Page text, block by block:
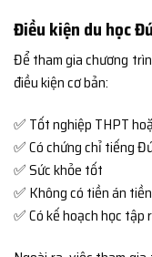
Điều kiện du học
Để tham gia chương
điều kiện cơ bản:
✅ Tốt nghiệp THPT
✅ Có chứng chỉ tiếng
✅ Sức khỏe tốt
✅ Không có tiền án
✅ Có kế hoạch học tập